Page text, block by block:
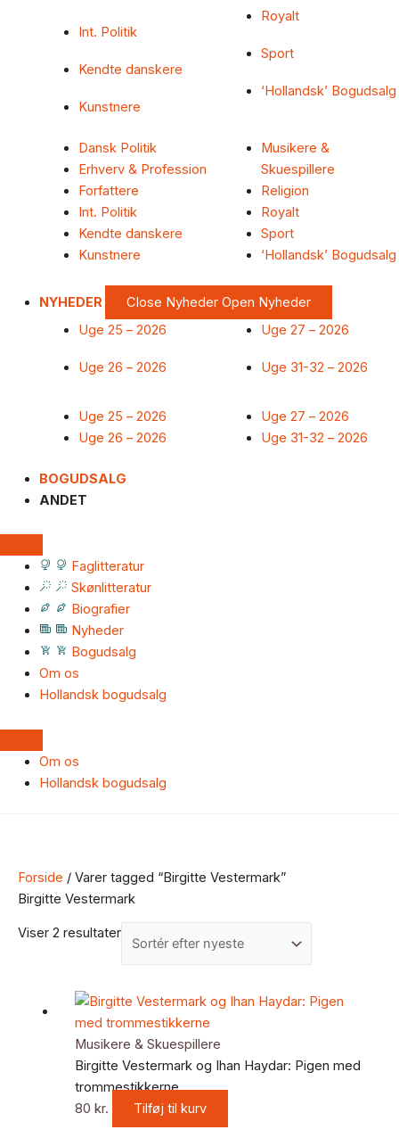
Int. Politik
Kendte danskere
Kunstnere
Royalt
Sport
‘Hollandsk’ Bogudsalg
Dansk Politik
Erhverv & Profession
Forfattere
Int. Politik
Kendte danskere
Kunstnere
Musikere &
Skuespillere
Religion
Royalt
Sport
‘Hollandsk’ Bogudsalg
NYHEDER Close Nyheder Open Nyheder
Uge 25 – 2026
Uge 26 – 2026
Uge 27 – 2026
Uge 31-32 – 2026
Uge 25 – 2026
Uge 26 – 2026
Uge 27 – 2026
Uge 31-32 – 2026
BOGUDSALG
ANDET
Faglitteratur
Skønlitteratur
Biografier
Nyheder
Bogudsalg
Om os
Hollandsk bogudsalg
Om os
Hollandsk bogudsalg
Forside / Varer tagged “Birgitte Vestermark”
Birgitte Vestermark
Viser 2 resultater
Musikere & Skuespillere
Birgitte Vestermark og Ihan Haydar: Pigen med
trommestikkerne
80 kr. Tilføj til kurv